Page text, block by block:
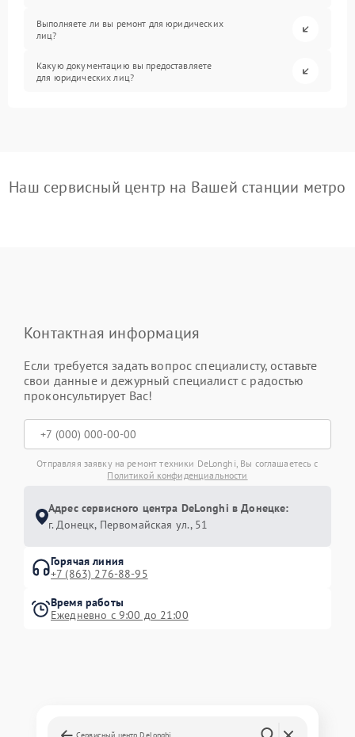
Выполняете ли вы ремонт для юридических
лиц?
Какую документацию вы предоставляете
для юридических лиц?
Наш сервисный центр на Вашей станции метро
Контактная информация
Если требуется задать вопрос специалисту, оставьте
свои данные и дежурный специалист с радостью
проконсультирует Вас!
Отправляя заявку на ремонт техники DeLonghi, Вы соглашаетесь с
Политикой конфиденциальности
Адрес сервисного центра DeLonghi в Донецке:
г. Донецк, Первомайская ул., 51
Горячая линия
+7 (863) 276-88-95
Время работы
Ежедневно с 9:00 до 21:00